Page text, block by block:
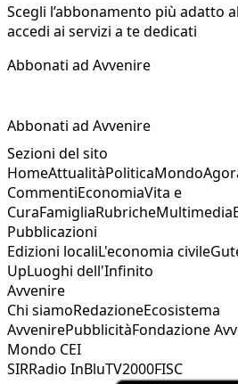
Scegli l’abbonamento più adatto
accedi ai servizi a te dedicati
Abbonati ad Avvenire
Abbonati ad Avvenire
Sezioni del sito
HomeAttualitàPoliticaMondo
CommentiEconomiaVita e
CuraFamigliaRubricheMultimedia
Pubblicazioni
Edizioni localiL'economia civile
UpLuoghi dell'Infinito
Avvenire
Chi siamoRedazioneEcosistema
AvvenirePubblicitàFondazione
Mondo CEI
SIRRadio InBluTV2000FISC